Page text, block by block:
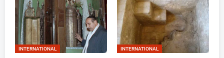
INTERNATIONAL INTERNATIONAL